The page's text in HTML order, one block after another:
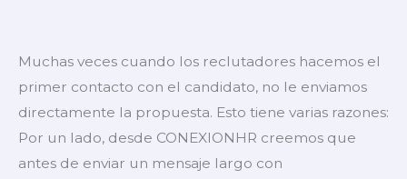
Muchas veces cuando los reclutadores hacemos el
primer contacto con el candidato, no le enviamos
directamente la propuesta. Esto tiene varias razones:
Por un lado, desde CONEXIONHR creemos que
antes de enviar un mensaje largo con
me